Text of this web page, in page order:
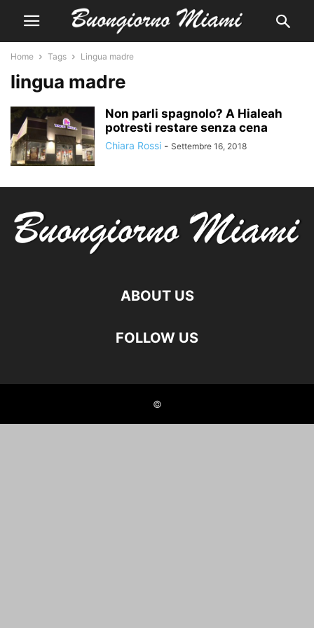
Home Tags Lingua madre
lingua madre
Non parli spagnolo? A Hialeah
potresti restare senza cena
Chiara Rossi - Settembre 16, 2018
ABOUT US
FOLLOW US
©